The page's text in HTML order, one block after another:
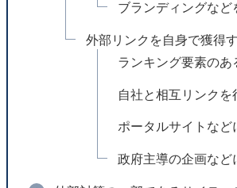
ブランディングなど
外部リンクを自身で獲得
ランキング要素のあ
自社と相互リンク
ポータルサイトなど
政府主導の企画など